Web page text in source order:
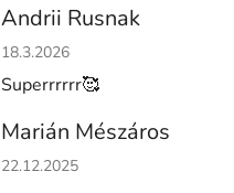
Andrii Rusnak
Hodnotenie obchodu je 5 z 5
18.3.2026
Superrrrrr🥰
Marián Mészáros
Hodnotenie obchodu je 5 z 5
22.12.2025